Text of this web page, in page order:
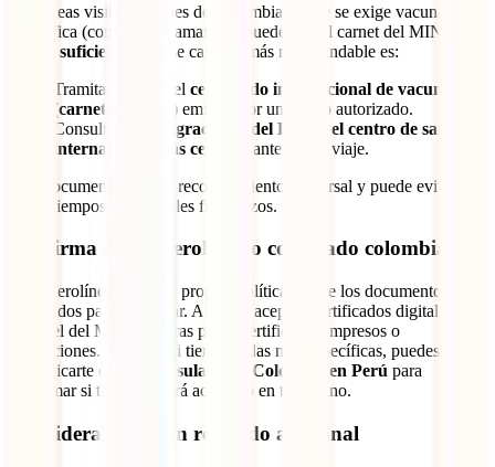
Si planeas visitar regiones de Colombia donde se exige vacunación
específica (como fiebre amarilla), puede que el carnet del MINSA
no sea suficiente
. En ese caso, lo más recomendable es:
Tramitar en Perú el certificado internacional de vacunación
(carnet amarillo) emitido por un centro autorizado.
Consultar con
Migraciones del Perú o el centro de salud
internacional más cercano
antes de tu viaje.
Este documento sí tiene reconocimiento universal y puede evitarte
contratiempos en controles fronterizos.
Confirma con la aerolínea o consulado colombiano
Cada aerolínea tiene sus propias políticas sobre los documentos
requeridos para embarcar. Algunas aceptan certificados digitales
como el del MINSA, otras piden certificados impresos o
traducciones. Además, si tienes dudas más específicas, puedes
comunicarte con el
Consulado de Colombia en Perú para
confirmar si tu carnet será aceptado en tu destino.
Considera llevar un respaldo adicional